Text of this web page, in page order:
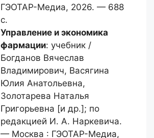
ГЭОТАР-Медиа, 2026. — 688
с.
Управление и экономика
фармации: учебник /
Богданов Вячеслав
Владимирович, Васягина
Юлия Анатольевна,
Золотарева Наталья
Григорьевна [и др.]; по
редакцией И. А. Наркевича.
— Москва : ГЭОТАР-Медиа,